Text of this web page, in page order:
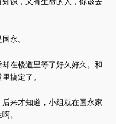
永。
在楼道里等了好久好久。和
搞定了。
来才知道，小组就在国永家
。